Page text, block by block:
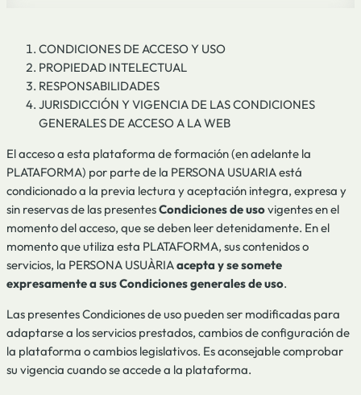
CONDICIONES DE ACCESO Y USO
PROPIEDAD INTELECTUAL
RESPONSABILIDADES
JURISDICCIÓN Y VIGENCIA DE LAS CONDICIONES
GENERALES DE ACCESO A LA WEB
El acceso a esta plataforma de formación (en adelante la
PLATAFORMA) por parte de la PERSONA USUARIA está
condicionado a la previa lectura y aceptación integra, expresa y
sin reservas de las presentesCondiciones de usovigentes en el
momento del acceso, que se deben leer detenidamente. En el
momento que utiliza esta PLATAFORMA, sus contenidos o
servicios, la PERSONA USUÀRIAacepta y se somete
expresamente a sus Condiciones generales de uso.
Las presentes Condiciones de uso pueden ser modificadas para
adaptarse a los servicios prestados, cambios de configuración de
la plataforma o cambios legislativos. Es aconsejable comprobar
su vigencia cuando se accede a la plataforma.